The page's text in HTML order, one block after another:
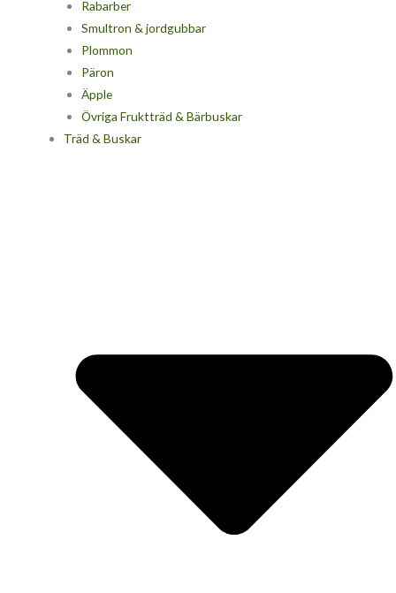
Rabarber
Smultron & jordgubbar
Plommon
Päron
Äpple
Övriga Fruktträd & Bärbuskar
Träd & Buskar